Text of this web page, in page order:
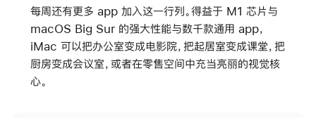
每周还有更多 app 加入这一行列。得益于 M1 芯片与
macOS Big Sur 的强大性能与数千款通用 app，
iMac 可以把办公室变成电影院，把起居室变成课堂，把
厨房变成会议室，或者在零售空间中充当亮丽的视觉核
心。